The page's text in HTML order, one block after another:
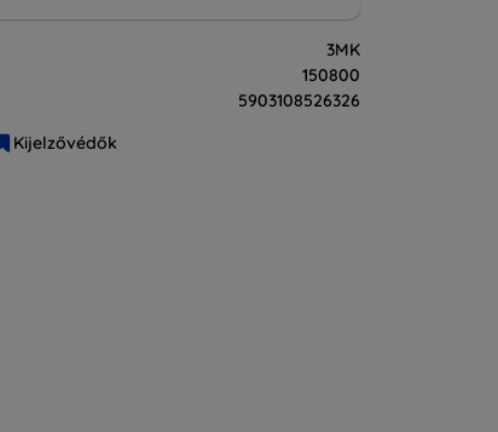
3MK
150800
5903108526326
Kijelzővédők